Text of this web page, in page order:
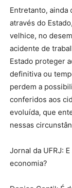
Entretanto, ainda
através do
velhice, no
acidente de
Estado proteger
definitiva ou
perdem a
conferidos aos
evoluída, que
nessas
Jornal da UFRJ:
economia?